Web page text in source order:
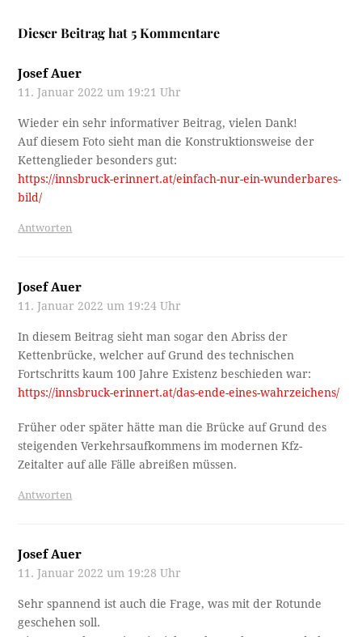
Dieser Beitrag hat 5 Kommentare
Josef Auer
11. Januar 2022 um 19:21 Uhr
Wieder ein sehr informativer Beitrag, vielen Dank!
Auf diesem Foto sieht man die Konstruktionsweise der
Kettenglieder besonders gut:
https://innsbruck-erinnert.at/einfach-nur-ein-wunderbares-
bild/
Antworten
Josef Auer
11. Januar 2022 um 19:24 Uhr
In diesem Beitrag sieht man sogar den Abriss der
Kettenbrücke, welcher auf Grund des technischen
Fortschritts kaum 100 Jahre Existenz beschieden war:
https://innsbruck-erinnert.at/das-ende-eines-wahrzeichens/
Früher oder später hätte man die Brücke auf Grund des
steigenden Verkehrsaufkommens im modernen Kfz-
Zeitalter auf alle Fälle abreißen müssen.
Antworten
Josef Auer
11. Januar 2022 um 19:28 Uhr
Sehr spannend ist auch die Frage, was mit der Rotunde
geschehen soll.